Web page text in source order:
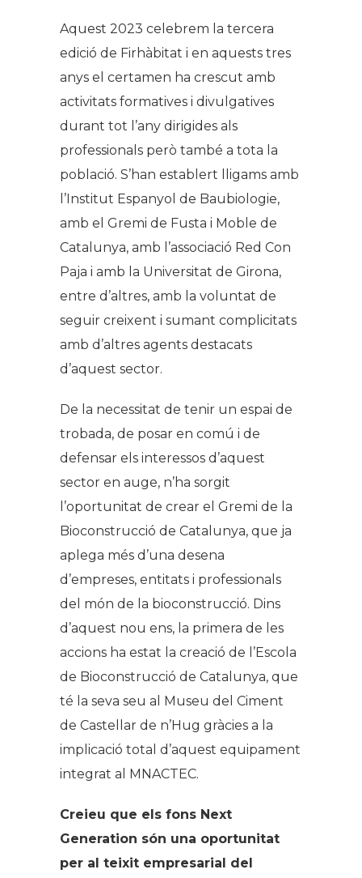
Aquest 2023 celebrem la tercera
edició de Firhàbitat i en aquests tres
anys el certamen ha crescut amb
activitats formatives i divulgatives
durant tot l’any dirigides als
professionals però també a tota la
població. S’han establert lligams amb
l’Institut Espanyol de Baubiologie,
amb el Gremi de Fusta i Moble de
Catalunya, amb l’associació Red Con
Paja i amb la Universitat de Girona,
entre d’altres, amb la voluntat de
seguir creixent i sumant complicitats
amb d’altres agents destacats
d’aquest sector.
De la necessitat de tenir un espai de
trobada, de posar en comú i de
defensar els interessos d’aquest
sector en auge, n’ha sorgit
l’oportunitat de crear el Gremi de la
Bioconstrucció de Catalunya, que ja
aplega més d’una desena
d’empreses, entitats i professionals
del món de la bioconstrucció. Dins
d’aquest nou ens, la primera de les
accions ha estat la creació de l’Escola
de Bioconstrucció de Catalunya, que
té la seva seu al Museu del Ciment
de Castellar de n’Hug gràcies a la
implicació total d’aquest equipament
integrat al MNACTEC.
Creieu que els fons Next
Generation són una oportunitat
per al teixit empresarial del